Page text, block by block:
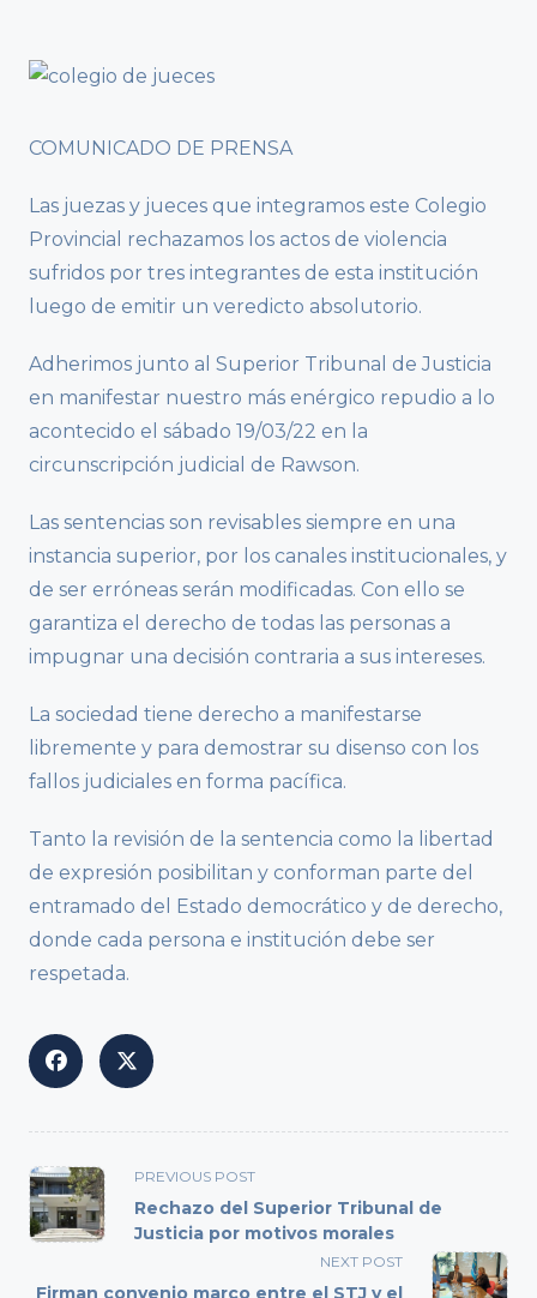
COMUNICADO DE PRENSA
Las juezas y jueces que integramos este Colegio
Provincial rechazamos los actos de violencia
sufridos por tres integrantes de esta institución
luego de emitir un veredicto absolutorio.
Adherimos junto al Superior Tribunal de Justicia
en manifestar nuestro más enérgico repudio a lo
acontecido el sábado 19/03/22 en la
circunscripción judicial de Rawson.
Las sentencias son revisables siempre en una
instancia superior, por los canales institucionales, y
de ser erróneas serán modificadas. Con ello se
garantiza el derecho de todas las personas a
impugnar una decisión contraria a sus intereses.
La sociedad tiene derecho a manifestarse
libremente y para demostrar su disenso con los
fallos judiciales en forma pacífica.
Tanto la revisión de la sentencia como la libertad
de expresión posibilitan y conforman parte del
entramado del Estado democrático y de derecho,
donde cada persona e institución debe ser
respetada.
<span
class="nav-
subtitle
reader-
PREVIOUS POST
Rechazo del Superior Tribunal de
Justicia por motivos morales
NEXT POST
Firman convenio marco entre el STJ y el